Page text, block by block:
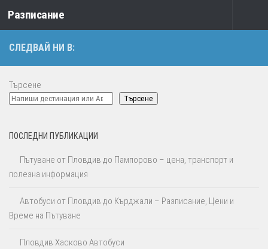
Към съдържанието
Разписание
СЛЕДВАЙ НИ В:
Търсене
Търсене
ПОСЛЕДНИ ПУБЛИКАЦИИ
Пътуване от Пловдив до Пампорово – цена, транспорт и
полезна информация
Автобуси от Пловдив до Кърджали – Разписание, Цени и
Време на Пътуване
Пловдив Хасково Автобуси